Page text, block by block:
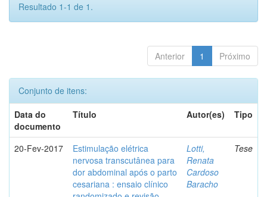
Resultado 1-1 de 1.
Anterior 1 Próximo
Conjunto de itens:
Data do
documento
Título Autor(es) Tipo
20-Fev-2017
Estimulação elétrica
nervosa transcutânea para
dor abdominal após o parto
cesariana : ensaio clínico
Lotti,
Renata
Cardoso
Baracho
Tese